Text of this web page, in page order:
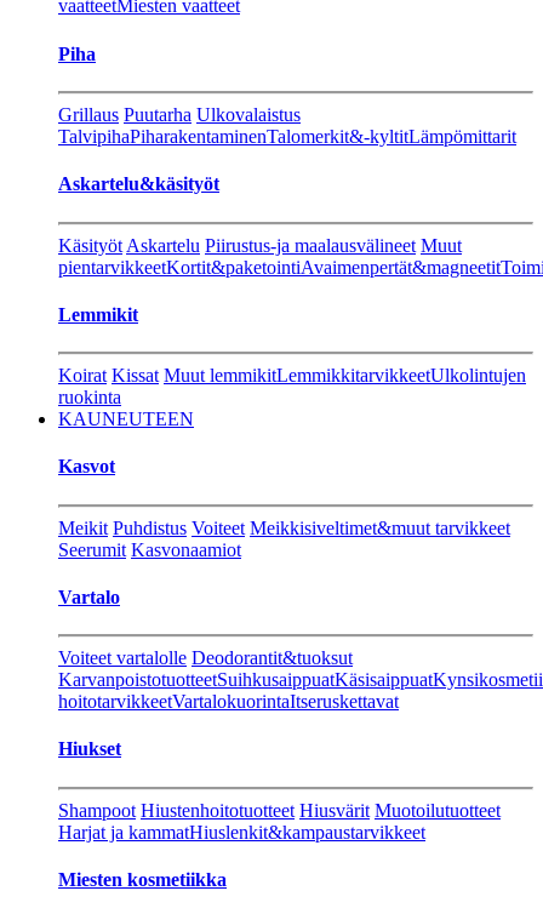
vaatteetMiesten vaatteet
Piha
Grillaus Puutarha Ulkovalaistus
TalvipihaPiharakentaminenTalomerkit&-kyltitLämpömittarit
Askartelu&käsityöt
Käsityöt Askartelu Piirustus-ja maalausvälineet Muut
pientarvikkeetKortit&paketointiAvaimenpertät&magneetit
Lemmikit
Koirat Kissat Muut lemmikitLemmikkitarvikkeetUlkolintujen
ruokinta
KAUNEUTEEN
Kasvot
Meikit Puhdistus Voiteet Meikkisiveltimet&muut tarvikkeet
Seerumit Kasvonaamiot
Vartalo
Voiteet vartalolle Deodorantit&tuoksut
KarvanpoistotuotteetSuihkusaippuatKäsisaippuat
hoitotarvikkeetVartalokuorintaItseruskettavat
Hiukset
Shampoot Hiustenhoitotuotteet Hiusvärit Muotoilutuotteet
Harjat ja kammatHiuslenkit&kampaustarvikkeet
Miesten kosmetiikka